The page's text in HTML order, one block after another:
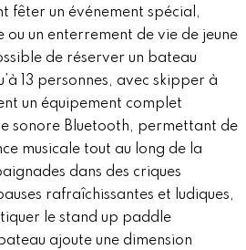
fêter un événement spécial,
ou un enterrement de vie de jeune
de réserver un bateau
13 personnes, avec skipper à
un équipement complet
sonore Bluetooth, permettant de
musicale tout au long de la
dans des criques
rafraîchissantes et ludiques,
le stand up paddle
ajoute une dimension